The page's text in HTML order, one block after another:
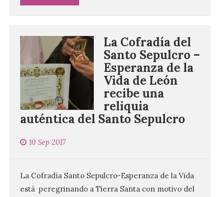
La Cofradía del
Santo Sepulcro –
Esperanza de la
Vida de León
recibe una
reliquia
auténtica del Santo Sepulcro
10 Sep 2017
La Cofradía Santo Sepulcro-Esperanza de la Vida
está peregrinando a Tierra Santa con motivo del